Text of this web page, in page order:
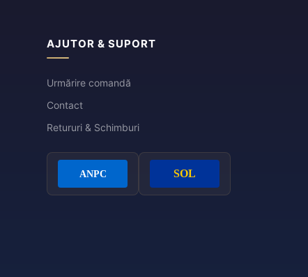
AJUTOR & SUPORT
Urmărire comandă
Contact
Retururi & Schimburi